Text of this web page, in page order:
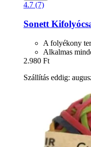
4.7 (7)
Sonett
A folyékony
Alkalmas
2.980 Ft
Szállítás eddig: